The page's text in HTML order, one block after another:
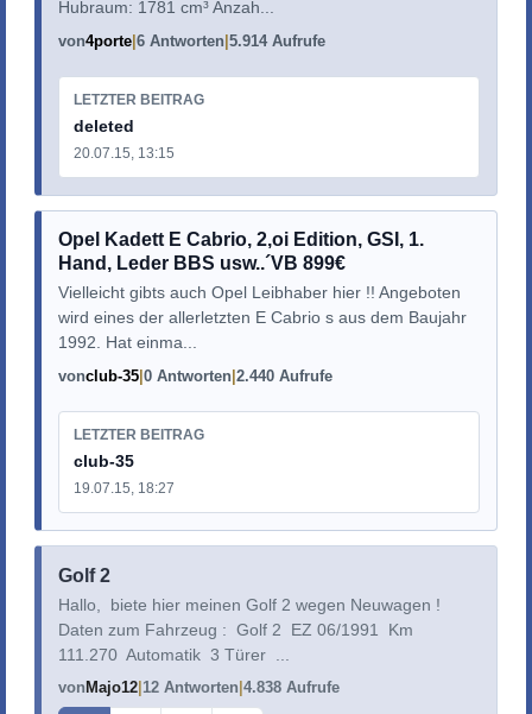
Hubraum: 1781 cm³ Anzah...
von4porte 6 Antworten 5.914 Aufrufe
LETZTER BEITRAG
deleted
20.07.15, 13:15
Opel Kadett E Cabrio, 2,oi Edition, GSI, 1.
Hand, Leder BBS usw..´VB 899€
Vielleicht gibts auch Opel Leibhaber hier !! Angeboten
wird eines der allerletzten E Cabrio s aus dem Baujahr
1992. Hat einma...
vonclub-35 0 Antworten 2.440 Aufrufe
LETZTER BEITRAG
club-35
19.07.15, 18:27
Golf 2
Hallo, biete hier meinen Golf 2 wegen Neuwagen !
Daten zum Fahrzeug : Golf 2 EZ 06/1991 Km
111.270 Automatik 3 Türer ...
von Majo12 12 Antworten 4.838 Aufrufe